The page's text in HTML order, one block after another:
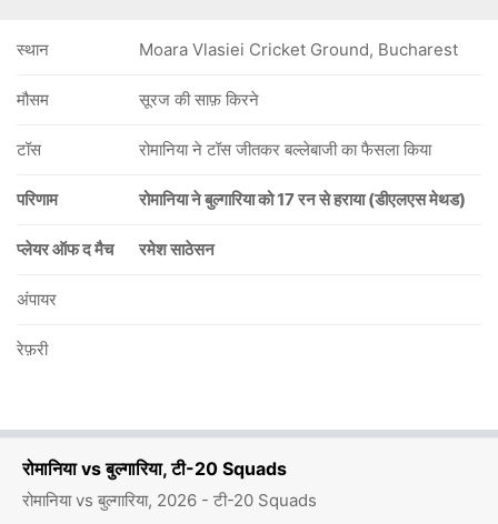
रोमानिया vs बुल्गारिया, टी-20 Squads
रोमानिया vs बुल्गारिया, 2026 - टी-20 Squads
स्थान Moara Vlasiei Cricket Ground, Bucharest
मौसम सूरज की साफ़ किरने
टॉस रोमानिया ने टॉस जीतकर बल्लेबाजी का फैसला किया
परिणाम रोमानिया ने बुल्गारिया को 17 रन से हराया (डीएलएस मेथड)
प्लेयर ऑफ द मैच रमेश साठेसन
अंपायर
रेफ़री